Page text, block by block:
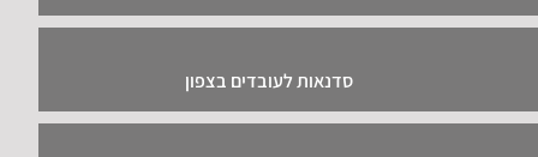
סדנאות לעובדים בצפון